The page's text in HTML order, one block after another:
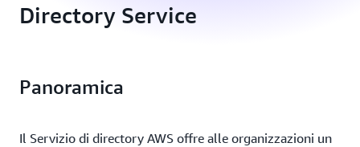
Directory Service
Panoramica
Il Servizio di directory AWS offre alle organizzazioni un